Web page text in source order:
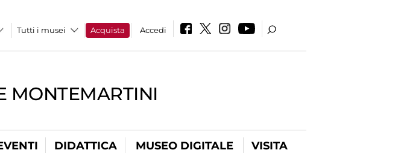
Tutti i musei Acquista Accedi
MONTEMARTINI
DIDATTICA MUSEO DIGITALE VISITA